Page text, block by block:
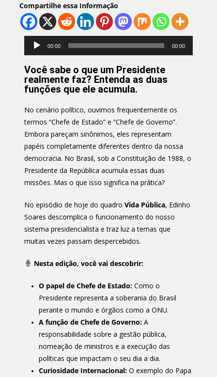
Compartilhe essa Informação
Tocador
de
áudio
00:00 00:00
Você sabe o que um Presidente
realmente faz? Entenda as duas
funções que ele acumula.
No cenário político, ouvimos frequentemente os
termos “Chefe de Estado” e “Chefe de Governo”.
Embora pareçam sinônimos, eles representam
papéis completamente diferentes dentro da nossa
democracia. No Brasil, sob a Constituição de 1988, o
Presidente da República acumula essas duas
missões. Mas o que isso significa na prática?
No episódio de hoje do quadro Vida Pública, Edinho
Soares descomplica o funcionamento do nosso
sistema presidencialista e traz luz a temas que
muitas vezes passam despercebidos.
Nesta edição, você vai descobrir:
O papel de Chefe de Estado: Como o
Presidente representa a soberania do Brasil
perante o mundo e órgãos como a ONU.
A função de Chefe de Governo: A
responsabilidade sobre a gestão pública,
nomeação de ministros e a execução das
políticas que impactam o seu dia a dia.
Curiosidade Internacional: O exemplo do Papa